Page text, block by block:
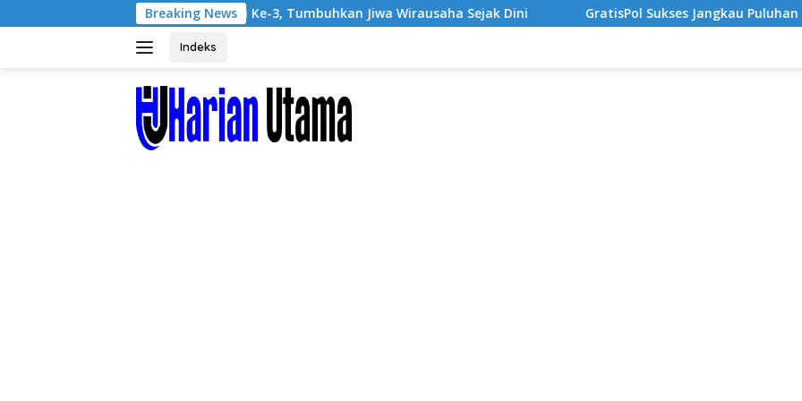
ke
Breaking News
Pentas Seni Ke-3, Tumbuhkan Jiwa Wirausaha Sejak Dini GratisPol Sukses Jangkau Puluhan Ribu Mahasiswa,
Indeks